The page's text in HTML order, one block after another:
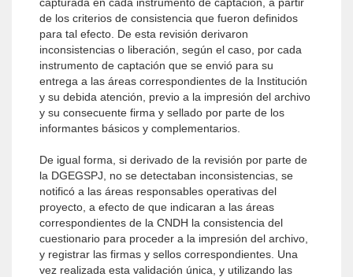
de los criterios de consistencia que fueron definidos
para tal efecto. De esta revisión derivaron
inconsistencias o liberación, según el caso, por cada
instrumento de captación que se envió para su
entrega a las áreas correspondientes de la Institución
y su debida atención, previo a la impresión del archivo
y su consecuente firma y sellado por parte de los
informantes básicos y complementarios.
De igual forma, si derivado de la revisión por parte de
la DGEGSPJ, no se detectaban inconsistencias, se
notificó a las áreas responsables operativas del
proyecto, a efecto de que indicaran a las áreas
correspondientes de la CNDH la consistencia del
cuestionario para proceder a la impresión del archivo,
y registrar las firmas y sellos correspondientes. Una
vez realizada esta validación única, y utilizando las